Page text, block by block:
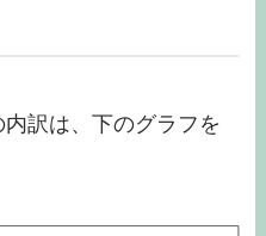
訳は、下のグラフを